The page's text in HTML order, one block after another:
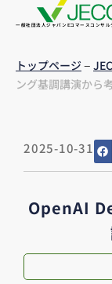
一般社団法人ジャパンEコマースコンサル
トップページ–
ング基調講演から
2025-10-31
OpenAI